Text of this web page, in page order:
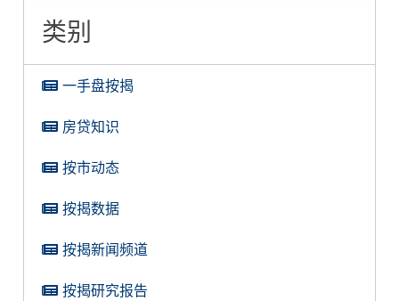
类别
一手盘按揭
房贷知识
按市动态
按揭数据
按揭新闻频道
按揭研究报告